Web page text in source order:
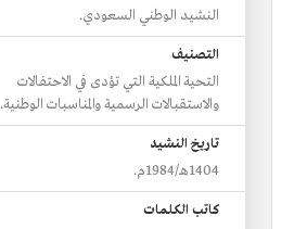
النشيد الوطني السعودي.
التصنيف
التحية الملكية التي تؤدى في الاحتفالات
والاستقبالات الرسمية والمناسبات الوطنية.
تاريخ النشيد
1404هـ/1984م.
كاتب الكلمات